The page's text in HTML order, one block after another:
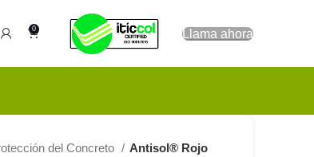
0 Llama ahora
del Concreto Antisol® Rojo